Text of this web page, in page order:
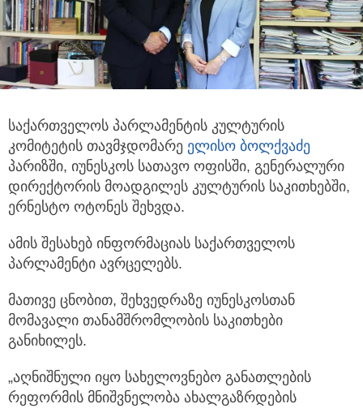
საქართველოს პარლამენტის კულტურის
კომიტეტის თავმჯდომარე ელისო ბოლქვაძე
პარიზში, იუნესკოს სათავო ოფისში, გენერალური
დირექტორის მოადგილეს კულტურის საკითხებში,
ერნესტო ოტონეს შეხვდა.
ამის შესახებ ინფორმაციას საქართველოს
პარლამენტი ავრცელებს.
მათივე ცნობით, შეხვედრაზე იუნესკოსთან
მომავალი თანამშრომლობის საკითხები
განიხილეს.
„აღნიშნული იყო სახელოვნებო განათლების
რეფორმის მნიშვნელობა ახალგაზრდების